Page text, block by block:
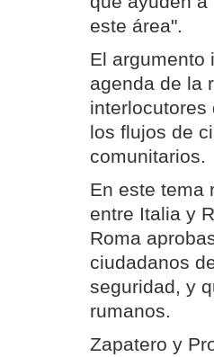
este área".
El argumento
agenda de la
los flujos de
comunitarios.
En este tema
entre Italia y
Roma
ciudadanos
seguridad, y
rumanos.
Zapatero y